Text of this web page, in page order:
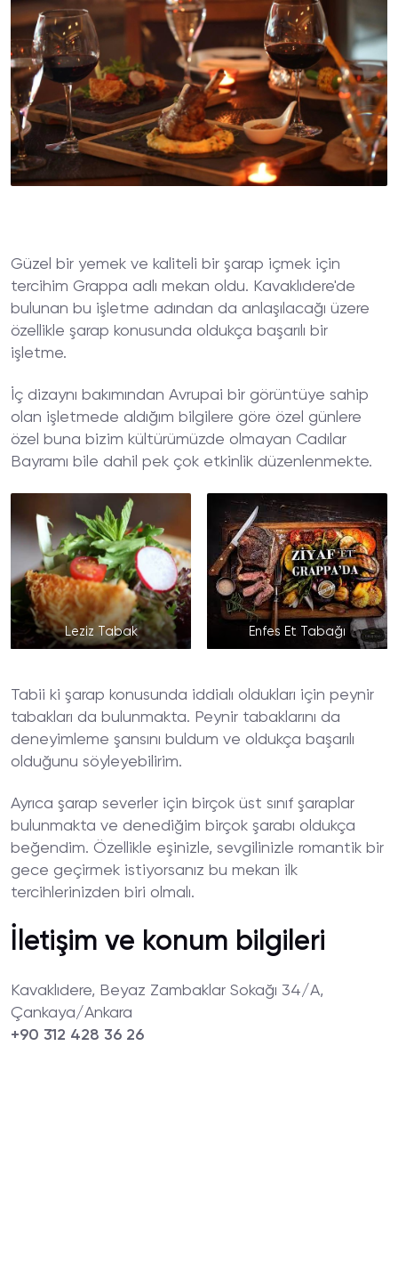
Güzel bir yemek ve kaliteli bir şarap içmek için
tercihim Grappa adlı mekan oldu. Kavaklıdere'de
bulunan bu işletme adından da anlaşılacağı üzere
özellikle şarap konusunda oldukça başarılı bir
işletme.
İç dizaynı bakımından Avrupai bir görüntüye sahip
olan işletmede aldığım bilgilere göre özel günlere
özel buna bizim kültürümüzde olmayan Cadılar
Bayramı bile dahil pek çok etkinlik düzenlenmekte.
Leziz Tabak Enfes Et Tabağı
Tabii ki şarap konusunda iddialı oldukları için peynir
tabakları da bulunmakta. Peynir tabaklarını da
deneyimleme şansını buldum ve oldukça başarılı
olduğunu söyleyebilirim.
Ayrıca şarap severler için birçok üst sınıf şaraplar
bulunmakta ve denediğim birçok şarabı oldukça
beğendim. Özellikle eşinizle, sevgilinizle romantik bir
gece geçirmek istiyorsanız bu mekan ilk
tercihlerinizden biri olmalı.
İletişim ve konum bilgileri
Kavaklıdere, Beyaz Zambaklar Sokağı 34/A,
Çankaya/Ankara
+90 312 428 36 26